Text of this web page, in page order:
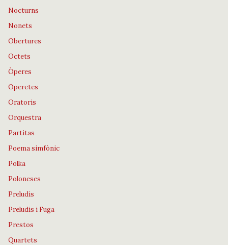
Nocturns
Nonets
Obertures
Octets
Òperes
Operetes
Oratoris
Orquestra
Partitas
Poema simfònic
Polka
Poloneses
Preludis
Preludis i Fuga
Prestos
Quartets